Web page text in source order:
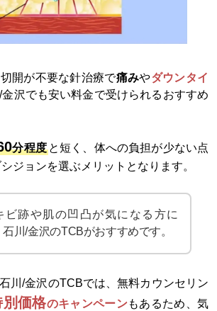
開が不要な針治療で痛みやダウンタイ
沢でも安い料金で受けられるおすすめ
分程度と短く、体への負担が少ない点
ジョンを選ぶメリットとなります。
ビ跡や肌の凹凸が気になる方に
石川/金沢のTCBがおすすめです。
川/金沢のTCBでは、無料カウンセリン
別価格のキャンペーンもあるため、気